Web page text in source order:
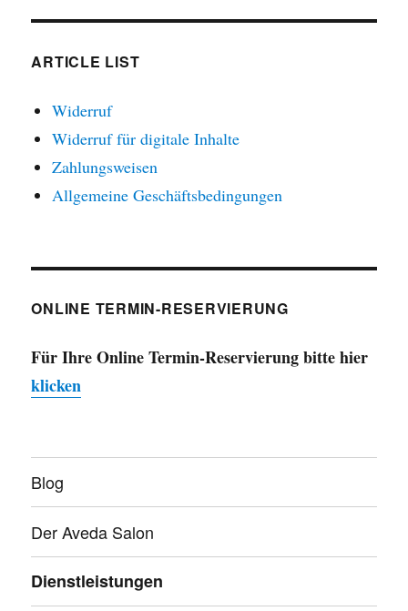
ARTICLE LIST
Widerruf
Widerruf für digitale Inhalte
Zahlungsweisen
Allgemeine Geschäftsbedingungen
ONLINE TERMIN-RESERVIERUNG
Für Ihre Online Termin-Reservierung bitte hier
klicken
Blog
Der Aveda Salon
Dienstleistungen